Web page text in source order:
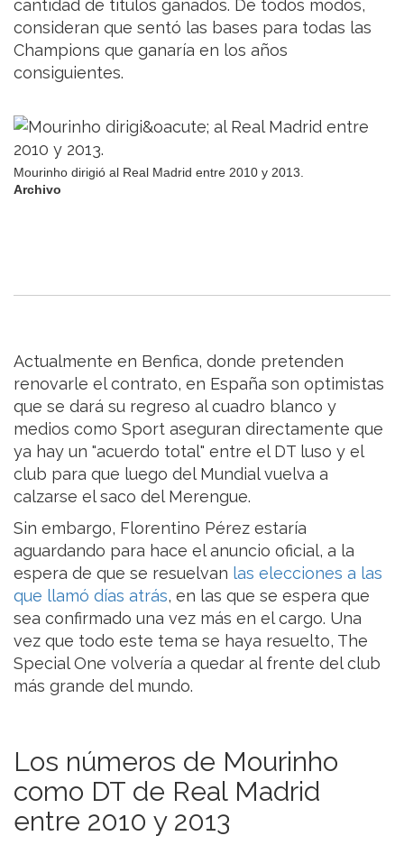
cantidad de títulos ganados. De todos modos,
consideran que sentó las bases para todas las
Champions que ganaría en los años
consiguientes.
Mourinho dirigió al Real Madrid entre 2010 y 2013.
Archivo
Actualmente en Benfica, donde pretenden
renovarle el contrato, en España son optimistas
que se dará su regreso al cuadro blanco y
medios como Sport aseguran directamente que
ya hay un "acuerdo total" entre el DT luso y el
club para que luego del Mundial vuelva a
calzarse el saco del Merengue.
Sin embargo, Florentino Pérez estaría
aguardando para hace el anuncio oficial, a la
espera de que se resuelvan las elecciones a las
que llamó días atrás, en las que se espera que
sea confirmado una vez más en el cargo. Una
vez que todo este tema se haya resuelto, The
Special One volvería a quedar al frente del club
más grande del mundo.
Los números de Mourinho
como DT de Real Madrid
entre 2010 y 2013